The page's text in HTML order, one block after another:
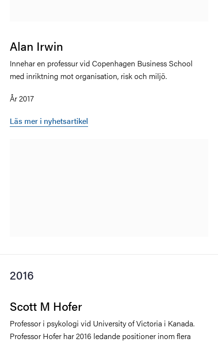
Alan Irwin
Innehar en professur vid Copenhagen Business School
med inriktning mot organisation, risk och miljö.
År 2017
Läs mer i nyhetsartikel
2016
Scott M Hofer
Professor i psykologi vid University of Victoria i Kanada.
Professor Hofer har 2016 ledande positioner inom flera